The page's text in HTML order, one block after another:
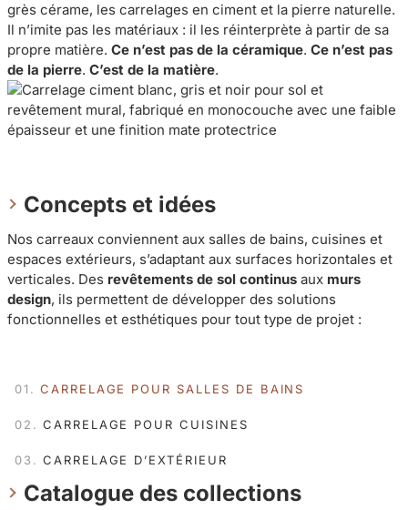
grès cérame, les carrelages en ciment et la pierre naturelle.
Il n’imite pas les matériaux : il les réinterprète à partir de sa
propre matière. Ce n’est pas de la céramique. Ce n’est pas
de la pierre. C’est de la matière.
Concepts et idées
Nos carreaux conviennent aux salles de bains, cuisines et
espaces extérieurs, s’adaptant aux surfaces horizontales et
verticales. Des revêtements de sol continus aux murs
design, ils permettent de développer des solutions
fonctionnelles et esthétiques pour tout type de projet :
CARRELAGE POUR SALLES DE BAINS
CARRELAGE POUR CUISINES
CARRELAGE D’EXTÉRIEUR
Catalogue des collections